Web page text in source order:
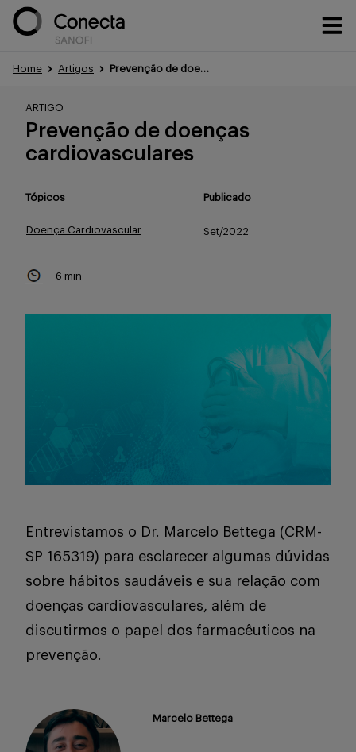
Eventos
Treinamentos
Entrar
Cadastrar
Buscar
Home Artigos Prevenção de doenças cardiovasculares
ARTIGO
Prevenção de doenças
cardiovasculares
Tópicos
Doença Cardiovascular
Publicado
Set/2022
6 min
Entrevistamos o Dr. Marcelo Bettega (CRM-
SP 165319) para esclarecer algumas dúvidas
sobre hábitos saudáveis e sua relação com
doenças cardiovasculares, além de
discutirmos o papel dos farmacêuticos na
prevenção.
Marcelo Bettega